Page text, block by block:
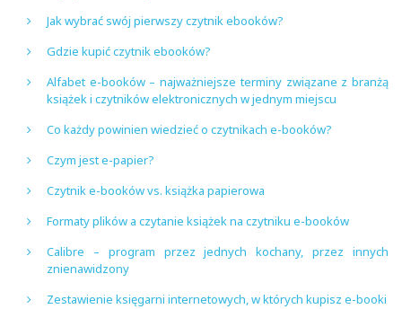
Jak wybrać swój pierwszy czytnik ebooków?
Gdzie kupić czytnik ebooków?
Alfabet e-booków – najważniejsze terminy związane z branżą
książek i czytników elektronicznych w jednym miejscu
Co każdy powinien wiedzieć o czytnikach e-booków?
Czym jest e-papier?
Czytnik e-booków vs. książka papierowa
Formaty plików a czytanie książek na czytniku e-booków
Calibre – program przez jednych kochany, przez innych
znienawidzony
Zestawienie księgarni internetowych, w których kupisz e-booki